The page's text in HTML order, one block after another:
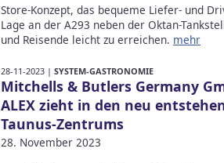
Store-Konzept, das bequeme Liefer- und
Lage an der A293 neben der Oktan-
und Reisende leicht zu erreichen. mehr
28-11-2023 | SYSTEM-GASTRONOMIE
Mitchells & Butlers Germany
ALEX zieht in den neu
Taunus-Zentrums
28. November 2023